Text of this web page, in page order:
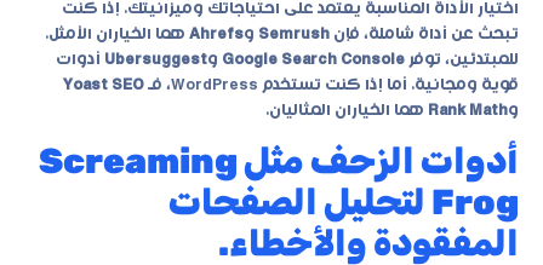
اختيار الأداة المناسبة يعتمد على احتياجاتك وميزانيتك. إذا كنت
تبحث عن أداة شاملة، فإن Semrush وAhrefs هما الخياران الأمثل.
للمبتدئين، توفر Google Search Console وUbersuggest أدوات
قوية ومجانية. أما إذا كنت تستخدم WordPress، فـ
Yoast SEO
وRank Math هما الخياران المثاليان.
أدوات الزحف مثل Screaming
Frog لتحليل الصفحات
المفقودة والأخطاء.